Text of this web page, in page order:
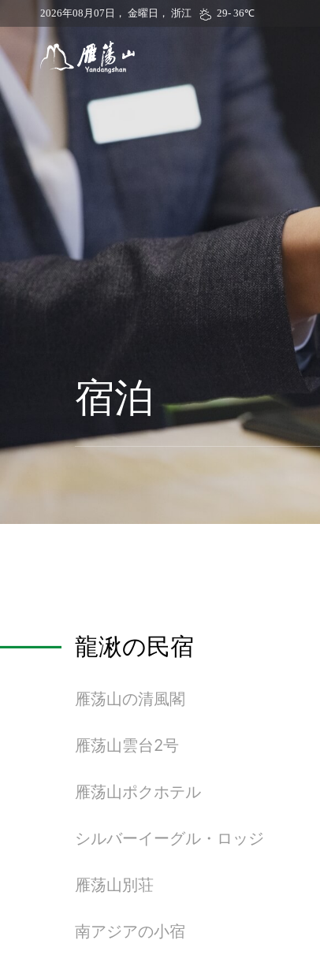
2026年08月07日 ，金曜日 ，浙江 29- 36℃
宿泊
龍湫の民宿
雁荡山の清風閣
雁荡山雲台2号
雁荡山ポクホテル
シルバーイーグル・ロッジ
雁荡山別荘
南アジアの小宿